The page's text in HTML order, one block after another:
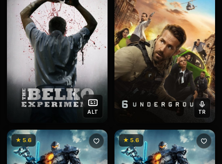
ALT TR
★ 5.6 ★ 5.6